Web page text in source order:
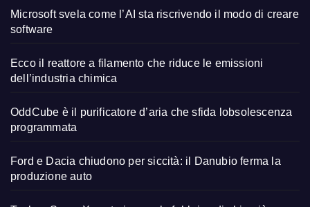
Microsoft svela come l’AI sta riscrivendo il modo di creare
software
Ecco il reattore a filamento che riduce le emissioni
dell’industria chimica
OddCube è il purificatore d’aria che sfida lobsolescenza
programmata
Ford e Dacia chiudono per siccità: il Danubio ferma la
produzione auto